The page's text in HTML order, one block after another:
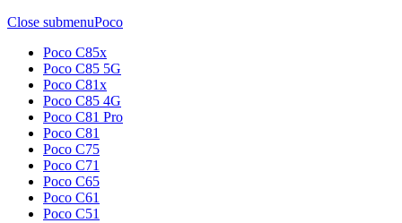
Close submenuPoco
Poco C85x
Poco C85 5G
Poco C81x
Poco C85 4G
Poco C81 Pro
Poco C81
Poco C75
Poco C71
Poco C65
Poco C61
Poco C51